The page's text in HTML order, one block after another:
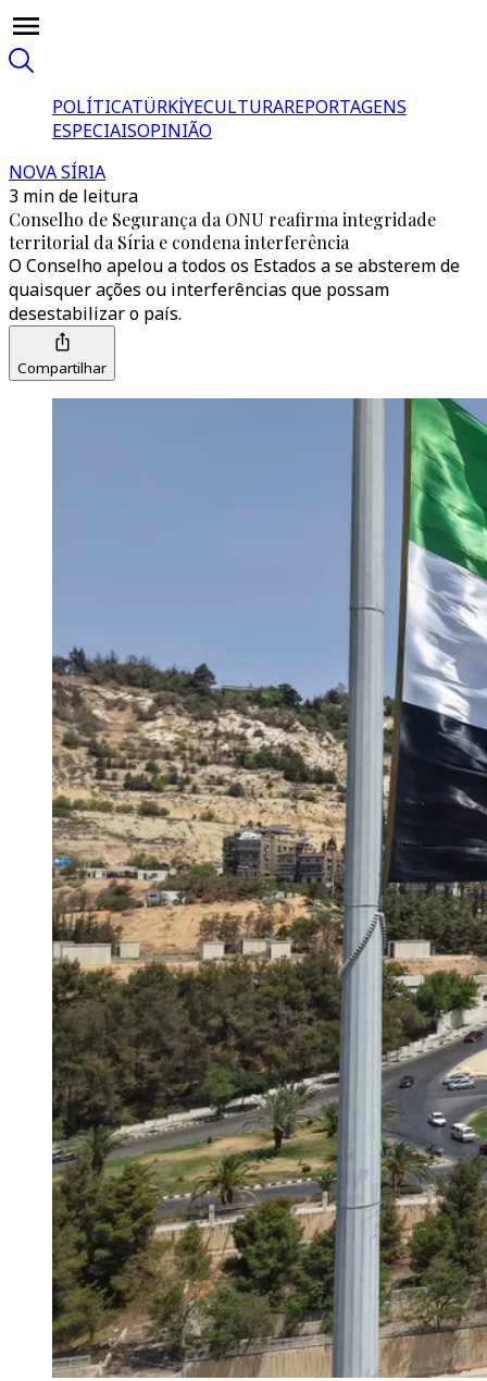
POLÍTICATÜRKİYECULTURAREPORTAGENS
ESPECIAISOPINIÃO
NOVA SÍRIA
3 min de leitura
Conselho de Segurança da ONU reafirma integridade
territorial da Síria e condena interferência
O Conselho apelou a todos os Estados a se absterem de
quaisquer ações ou interferências que possam
desestabilizar o país.
Compartilhar